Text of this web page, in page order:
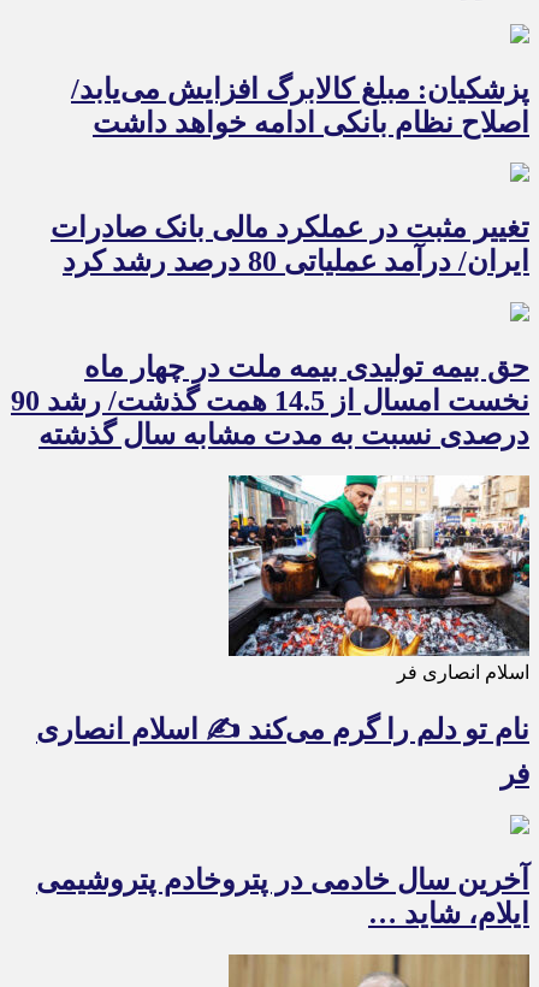
پزشکیان: مبلغ کالابرگ افزایش می‌یابد/
اصلاح نظام بانکی ادامه خواهد داشت
تغییر مثبت در عملکرد مالی بانک صادرات
ایران/ درآمد عملیاتی 80 درصد رشد کرد
حق بیمه تولیدی بیمه ملت در چهار ماه
نخست امسال از 14.5 همت گذشت/ رشد 90
درصدی نسبت به مدت مشابه سال گذشته
اسلام انصاری فر
نام تو دلم را گرم می‌کند ✍️ اسلام انصاری
فر
آخرین سال خادمی در پتروخادم پتروشیمی
ایلام، شاید …